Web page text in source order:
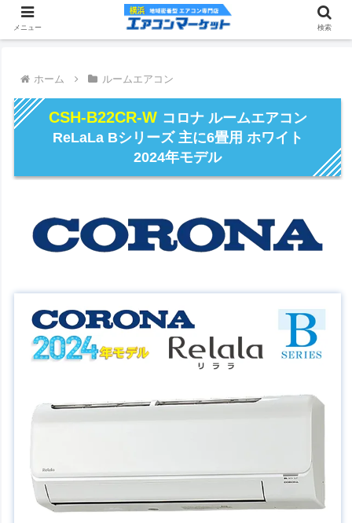
ホーム ルームエアコン
CSH-B22CR-W コロナ ルームエアコン
ReLaLa Bシリーズ 主に6畳用 ホワイト
2024年モデル
メニュー 検索